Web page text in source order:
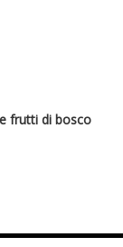
frutti di bosco